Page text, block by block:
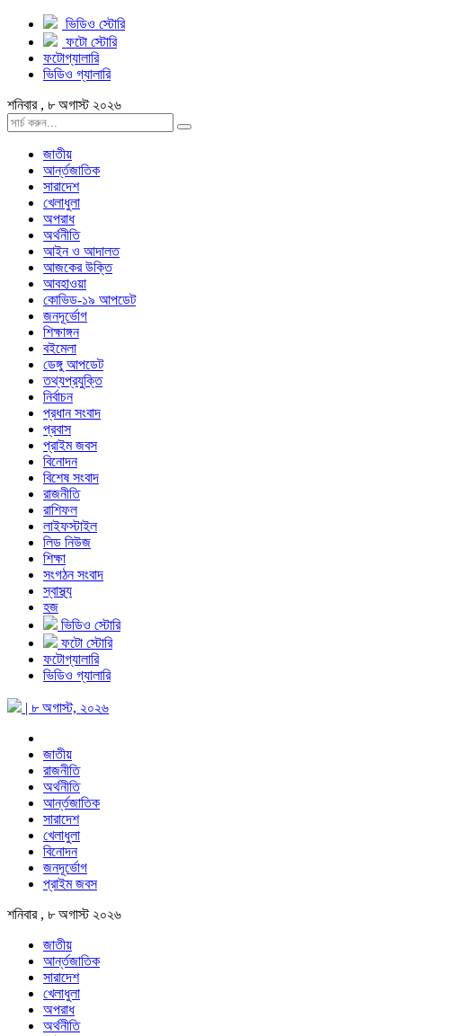
ভিডিও স্টোরি
ফটো স্টোরি
ফটোগ্যালারি
ভিডিও গ্যালারি
শনিবার , ৮ অগাস্ট ২০২৬
জাতীয়
আর্ন্তজাতিক
সারাদেশ
খেলাধুলা
অপরাধ
অর্থনীতি
আইন ও আদালত
আজকের উক্তি
আবহাওয়া
কোভিড-১৯ আপডেট
জনদূর্ভোগ
শিক্ষাঙ্গন
বইমেলা
ডেঙ্গু আপডেট
তথ্যপ্রযুক্তি
নির্বাচন
প্রধান সংবাদ
প্রবাস
প্রাইম জবস
বিনোদন
বিশেষ সংবাদ
রাজনীতি
রাশিফল
লাইফস্টাইল
লিড নিউজ
শিক্ষা
সংগঠন সংবাদ
স্বাস্থ্য
হজ
ভিডিও স্টোরি
ফটো স্টোরি
ফটোগ্যালারি
ভিডিও গ্যালারি
| ৮ অগাস্ট, ২০২৬
জাতীয়
রাজনীতি
অর্থনীতি
আর্ন্তজাতিক
সারাদেশ
খেলাধুলা
বিনোদন
জনদূর্ভোগ
প্রাইম জবস
শনিবার , ৮ অগাস্ট ২০২৬
জাতীয়
আর্ন্তজাতিক
সারাদেশ
খেলাধুলা
অপরাধ
অর্থনীতি